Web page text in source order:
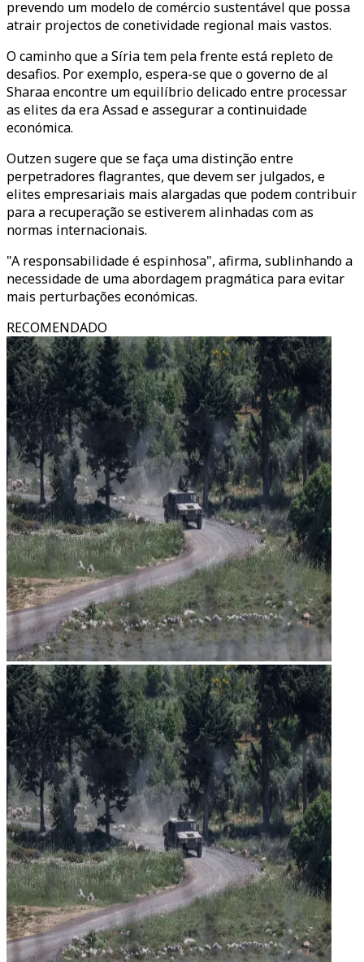
prevendo um modelo de comércio sustentável que possa
atrair projectos de conetividade regional mais vastos.
O caminho que a Síria tem pela frente está repleto de
desafios. Por exemplo, espera-se que o governo de al
Sharaa encontre um equilíbrio delicado entre processar
as elites da era Assad e assegurar a continuidade
económica.
Outzen sugere que se faça uma distinção entre
perpetradores flagrantes, que devem ser julgados, e
elites empresariais mais alargadas que podem contribuir
para a recuperação se estiverem alinhadas com as
normas internacionais.
"A responsabilidade é espinhosa", afirma, sublinhando a
necessidade de uma abordagem pragmática para evitar
mais perturbações económicas.
RECOMENDADO